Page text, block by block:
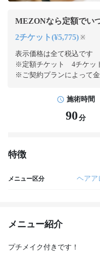
MEZONなら定額でい
2チケット(¥5,775) ※
表示価格は全て税込です
※定額チケット 4チケッ
※ご契約プランによって
施術時間
90 分
特徴
メニュー区分 ヘアア
メニュー紹介
プチメイク付きです！